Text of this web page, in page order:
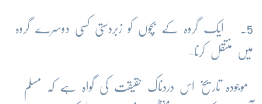
5. ایک گروہ کے بچوں کو زبردستی کسی دوسرے گروہ
میں منتقل کرنا-
موجودہ تاریخ اس دردناک حقیقت کی گواہ ہے کہ مسلم